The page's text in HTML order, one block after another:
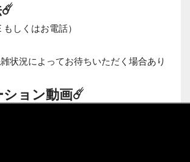
☄️
しくはお電話）
状況によってお待ちいただく場合あり
ション動画☄️